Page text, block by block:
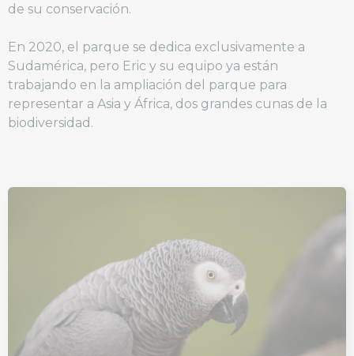
de su conservación.
En 2020, el parque se dedica exclusivamente a
Sudamérica, pero Eric y su equipo ya están
trabajando en la ampliación del parque para
representar a Asia y África, dos grandes cunas de la
biodiversidad.